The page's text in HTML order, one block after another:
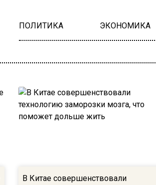
ПОЛИТИКА ЭКОНОМИКА
В Китае совершенствовали